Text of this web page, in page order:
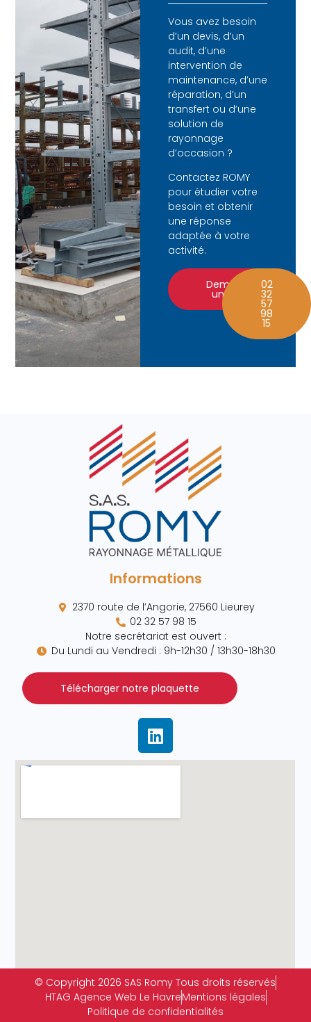
Vous avez besoin
d’un devis, d’un
audit, d’une
intervention de
maintenance, d’une
réparation, d’un
transfert ou d’une
solution de
rayonnage
d’occasion ?
Contactez ROMY
pour étudier votre
besoin et obtenir
une réponse
adaptée à votre
activité.
Demander
un devis
02
32
57
98
15
Informations
2370 route de l’Angorie, 27560 Lieurey
02 32 57 98 15
Notre secrétariat est ouvert :
Du Lundi au Vendredi : 9h-12h30 / 13h30-18h30
Télécharger notre plaquette
© Copyright 2026 SAS Romy Tous droits réservés
HTAG Agence Web Le HavreMentions légales
Politique de confidentialités